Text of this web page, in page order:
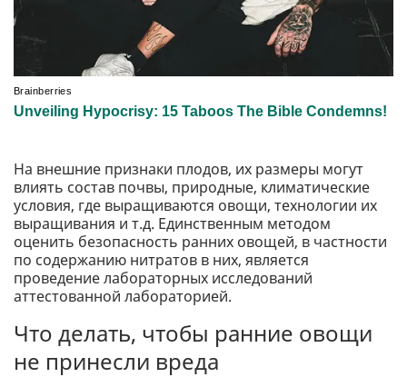
На внешние признаки плодов, их размеры могут
влиять состав почвы, природные, климатические
условия, где выращиваются овощи, технологии их
выращивания и т.д. Единственным методом
оценить безопасность ранних овощей, в частности
по содержанию нитратов в них, является
проведение лабораторных исследований
аттестованной лабораторией.
Что делать, чтобы ранние овощи
не принесли вреда